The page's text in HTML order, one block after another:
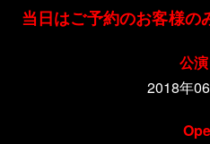
当日はご予約のお客様の
公
2018年